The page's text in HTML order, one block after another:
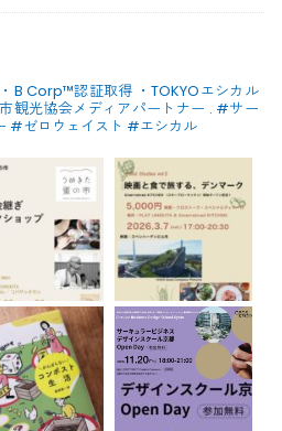
・B Corp™認証取得 ・TOKYOエシカル
観光協会メディアパートナー . #サー
#ゼロウェイスト #エシカル